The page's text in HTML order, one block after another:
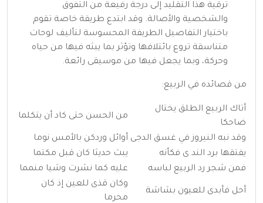
ترقية هذا التقليد إلى درجة رفيعة من التفوق
والشخصية والأصالة. وقد ابتدع طريقة خاصة تقوم
باختيار التفاصيل الطريفة المحسوسة لتأليف لوحات
متناسقة تروع بائتلافها وتؤثر بما يبثه فيها من حياه
وحركة، وبما يجعل فيها من موسيقى رائعة.
من قصائده في الربيع:
أتاك الربيع الطلق يختال
ضاحكا
من الحسن حتى كاد أن يتكلما
وقد نبه النيروزفي غسق الدجى أوائل وردكن بالأمس نوما
يفتقها برد الند ى فكأنه
يبث حديثا كان قبل مكتما
فمن شجر رد الربيع لباسه
عليه كما نشرت وشيا منمما
أحل فأبدى للعيون بشاشة
وكان قذى للعين إذ كان
محرما